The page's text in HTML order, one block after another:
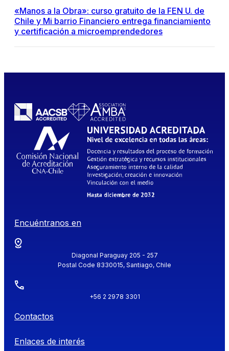
«Manos a la Obra»: curso gratuito de la FEN U. de
Chile y Mi barrio Financiero entrega financiamiento
y certificación a microemprendedores
Encuéntranos en
Diagonal Paraguay 205 - 257
Postal Code 8330015, Santiago, Chile
+56 2 2978 3301
Contactos
Enlaces de interés